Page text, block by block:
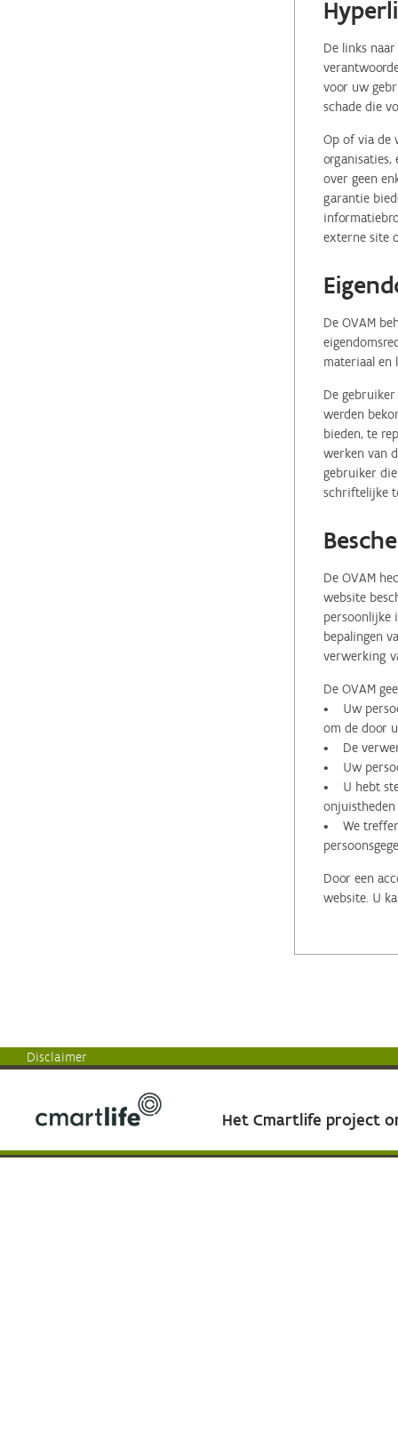
De links
voor uw
schade die
Op of via de
organisaties,
over geen
garantie
externe site
De OVAM
materiaal en
De
werden
bieden, te
werken van
gebruiker
schriftelijke
De OVAM
website
persoonlijke
bepalingen
verwerking
De OVAM
• Uw
om de door
• De
• Uw
• U hebt
onjuistheden
• We treffen
Door een
website. U
Disclaimer
Het Cmartlife project